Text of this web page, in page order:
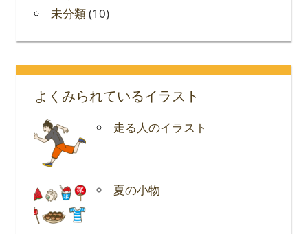
未分類(10)
よくみられているイラスト
走る人のイラスト
夏の小物